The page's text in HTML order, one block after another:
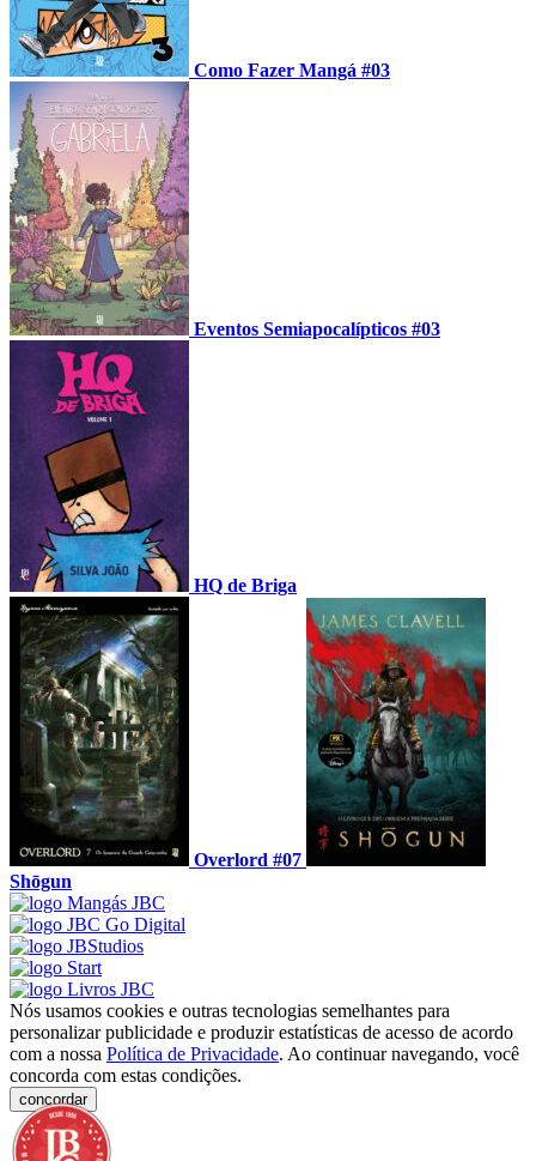
Como Fazer Mangá #03
Eventos Semiapocalípticos #03
HQ de Briga
Overlord #07
Shōgun
Nós usamos cookies e outras tecnologias semelhantes para
personalizar publicidade e produzir estatísticas de acesso de acordo
com a nossa Política de Privacidade. Ao continuar navegando, você
concorda com estas condições.
concordar